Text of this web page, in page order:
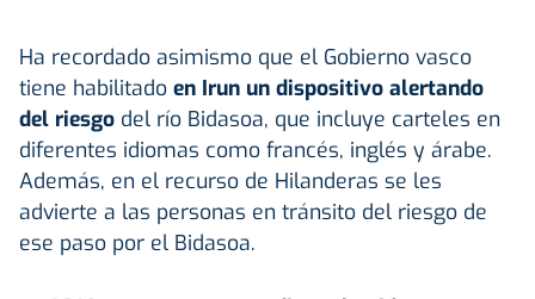
Ha recordado asimismo que el Gobierno vasco
tiene habilitado en Irun un dispositivo alertando
del riesgo del río Bidasoa, que incluye carteles en
diferentes idiomas como francés, inglés y árabe.
Además, en el recurso de Hilanderas se les
advierte a las personas en tránsito del riesgo de
ese paso por el Bidasoa.